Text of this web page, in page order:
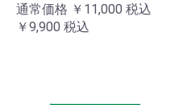
通常価格 ￥11,000 税込
￥9,900 税込